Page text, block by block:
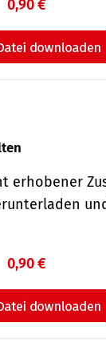
0,90 €
erhobener
0,90 €